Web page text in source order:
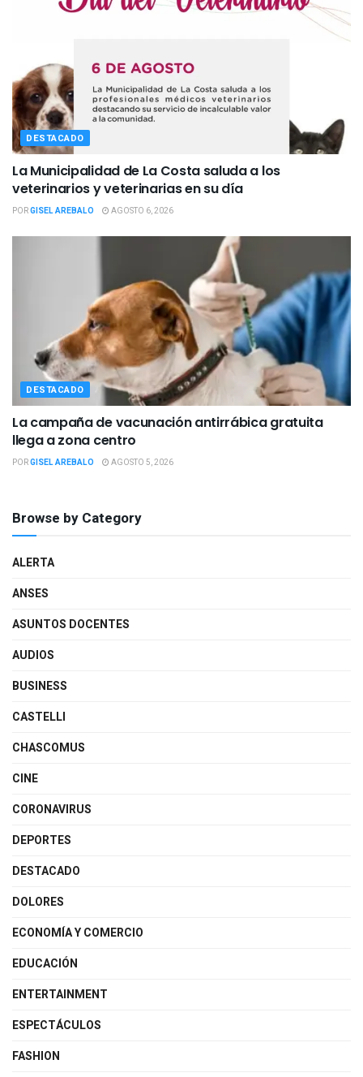
DESTACADO
La Municipalidad de La Costa saluda a los
veterinarios y veterinarias en su día
PORGISEL AREBALO AGOSTO 6, 2026
DESTACADO
La campaña de vacunación antirrábica gratuita
llega a zona centro
PORGISEL AREBALO AGOSTO 5, 2026
Browse by Category
ALERTA
ANSES
ASUNTOS DOCENTES
AUDIOS
BUSINESS
CASTELLI
CHASCOMUS
CINE
CORONAVIRUS
DEPORTES
DESTACADO
DOLORES
ECONOMÍA Y COMERCIO
EDUCACIÓN
ENTERTAINMENT
ESPECTÁCULOS
FASHION